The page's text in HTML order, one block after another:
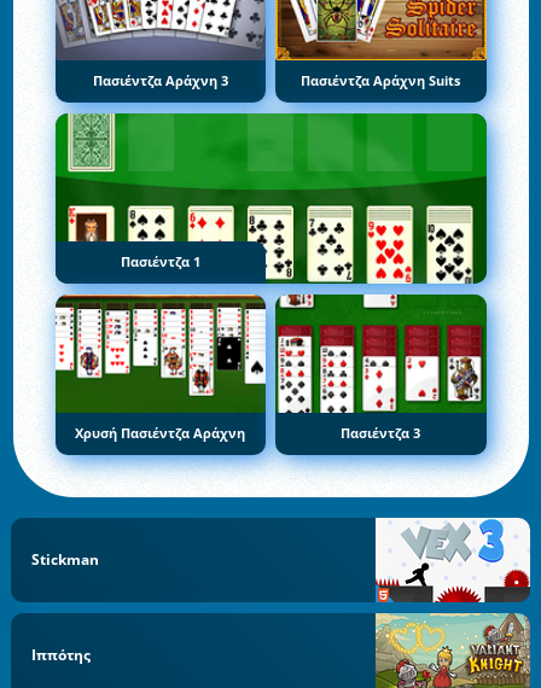
Πασιέντζα Αράχνη 3 Πασιέντζα Αράχνη Suits
Πασιέντζα 1
Χρυσή Πασιέντζα Αράχνη Πασιέντζα 3
Stickman
Ιππότης